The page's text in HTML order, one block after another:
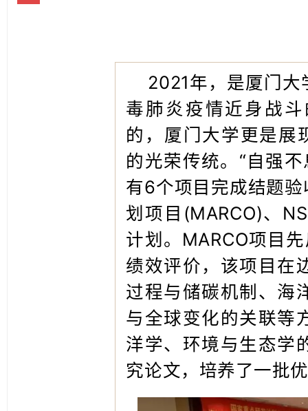
2021年，是厦门
毒肺炎疫情近身战
的，厦门大学更是展
的光荣传统。“自强
有6个项目完成结题
划项目(MARCO)、
计划。MARCO项目
绩效评价，该项目在
过程与储碳机制、海
与全球变化的关联等
洋学、环境与生态学
究论文，培养了一批